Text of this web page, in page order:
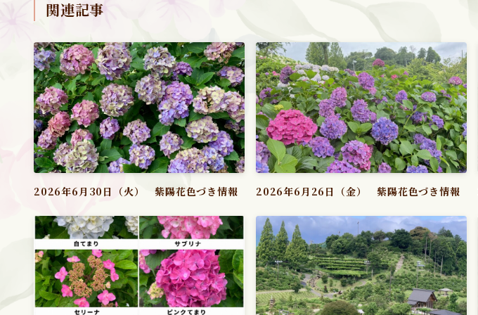
関連記事
2026年6月30日（火） 紫陽花色づき情報 2026年6月26日（金） 紫陽花色づき情報